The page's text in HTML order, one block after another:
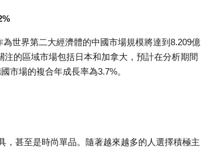
世界第二大經濟體的中國市場規模將達到8.209億
的區域市場包括日本和加拿大，預計在分析期間
市場的複合年成長率為3.7%。
甚至是時尚單品。隨著越來越多的人選擇積極主